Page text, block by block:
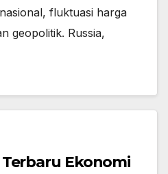
fluktuasi harga
geopolitik. Russia,
Ekonomi